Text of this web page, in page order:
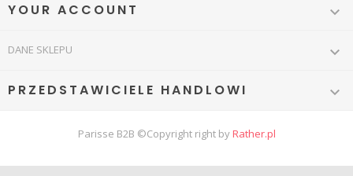
YOUR ACCOUNT 
DANE SKLEPU 
PRZEDSTAWICIELE HANDLOWI 
Parisse B2B ©Copyright right byRather.pl